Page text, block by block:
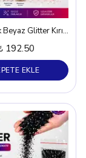
Holografik Beyaz Glitter Kırığı – 5 gr
192.50
EKLE